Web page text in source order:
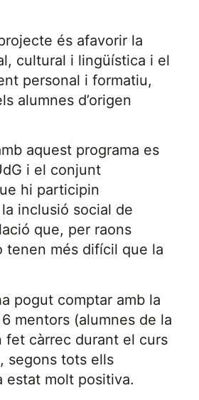
és afavorir la
cultural i lingüística i el
personal i formatiu,
alumnes d’origen
aquest programa es
i el conjunt
hi participin
inclusió social de
que, per raons
tenen més difícil que la
pogut comptar amb la
mentors (alumnes de la
fet càrrec durant el curs
segons tots ells
estat molt positiva.